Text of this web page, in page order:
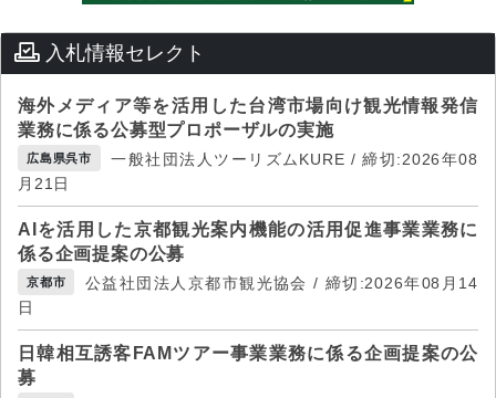
入札情報セレクト
海外メディア等を活用した台湾市場向け観光情報発信
業務に係る公募型プロポーザルの実施
広島県呉市
一般社団法人ツーリズムKURE / 締切:2026年08
月21日
AIを活用した京都観光案内機能の活用促進事業業務に
係る企画提案の公募
京都市
公益社団法人京都市観光協会 / 締切:2026年08月14
日
日韓相互誘客FAMツアー事業業務に係る企画提案の公
募